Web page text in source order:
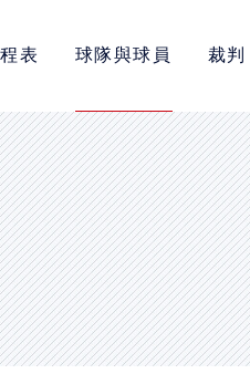
表 球隊與球員 裁判
款
署
專院校體育總會